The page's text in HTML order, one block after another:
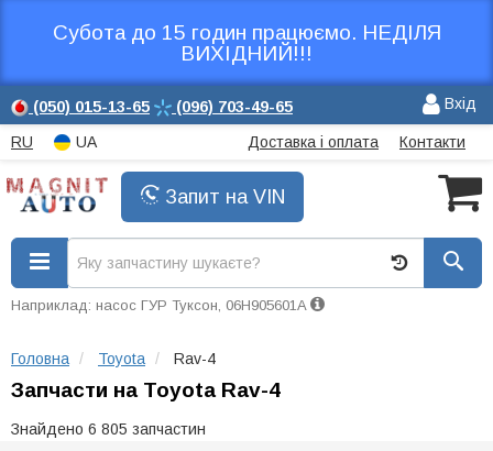
Субота до 15 годин працюємо. НЕДІЛЯ
ВИХІДНИЙ!!!
(050) 015-13-65 (096) 703-49-65 Вхід
RU UA Доставка і оплата Контакти
Запит на VIN
Наприклад: насос ГУР Туксон, 06H905601A
Головна Toyota Rav-4
Запчасти на Toyota Rav-4
Знайдено 6 805 запчастин